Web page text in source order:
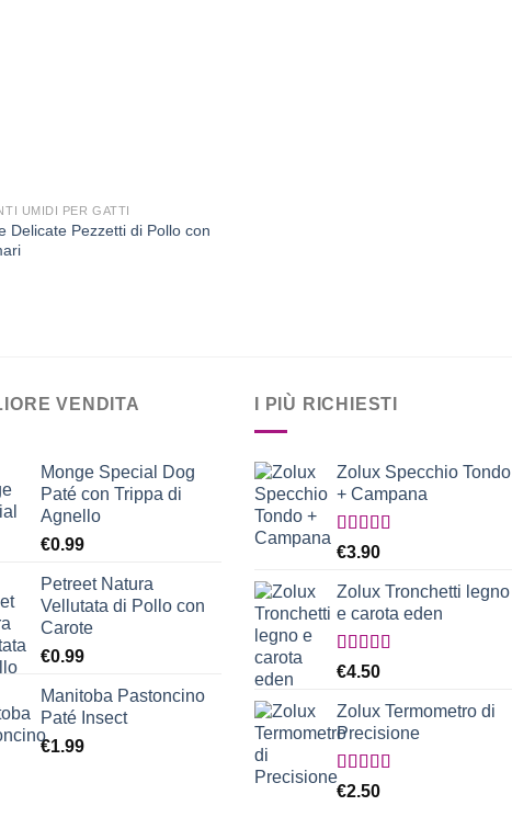
UMIDI PER GATTI
Delicate Pezzetti di Pollo con
VENDITA
Monge Special Dog
Paté con Trippa di
Agnello
€0.99
Petreet Natura
Vellutata di Pollo con
Carote
€0.99
Manitoba Pastoncino
Paté Insect
€1.99
I PIÙ RICHIESTI
Zolux Specchio Tondo
+ Campana
Valutato
€3.90
Zolux Tronchetti legno
e carota eden
Valutato
€4.50
Zolux Termometro di
Precisione
Valutato
€2.50